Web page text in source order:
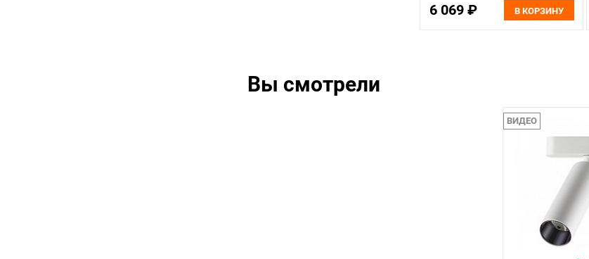
6 069 ₽ В КОРЗИНУ
Вы смотрели
ВИДЕО